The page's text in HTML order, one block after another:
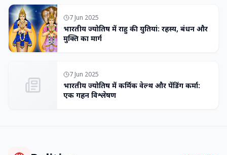
7 Jun 2025
भारतीय ज्योतिष में राहु की युतियां: रहस्य, बंधन और
मुक्ति का मार्ग
7 Jun 2025
भारतीय ज्योतिष में कर्मिक वेल्थ और पेंडिंग कर्मा:
एक गहन विश्लेषण